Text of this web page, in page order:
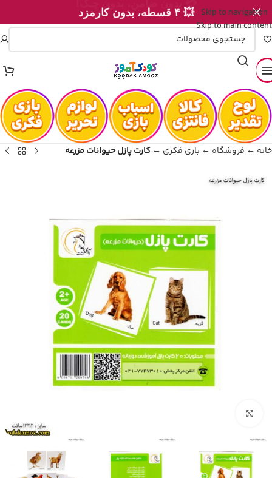
Skip to navigation
Skip to main content
💥 ۴ قسطه، بدون کارمزد
خانه ← فروشگاه ← بازی فکری ← کارت پازل حیوانات مزرعه